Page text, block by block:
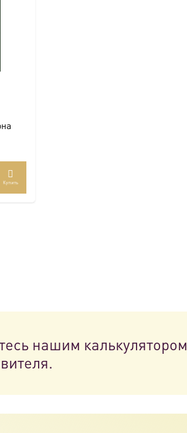
Купить
нашим калькулятором